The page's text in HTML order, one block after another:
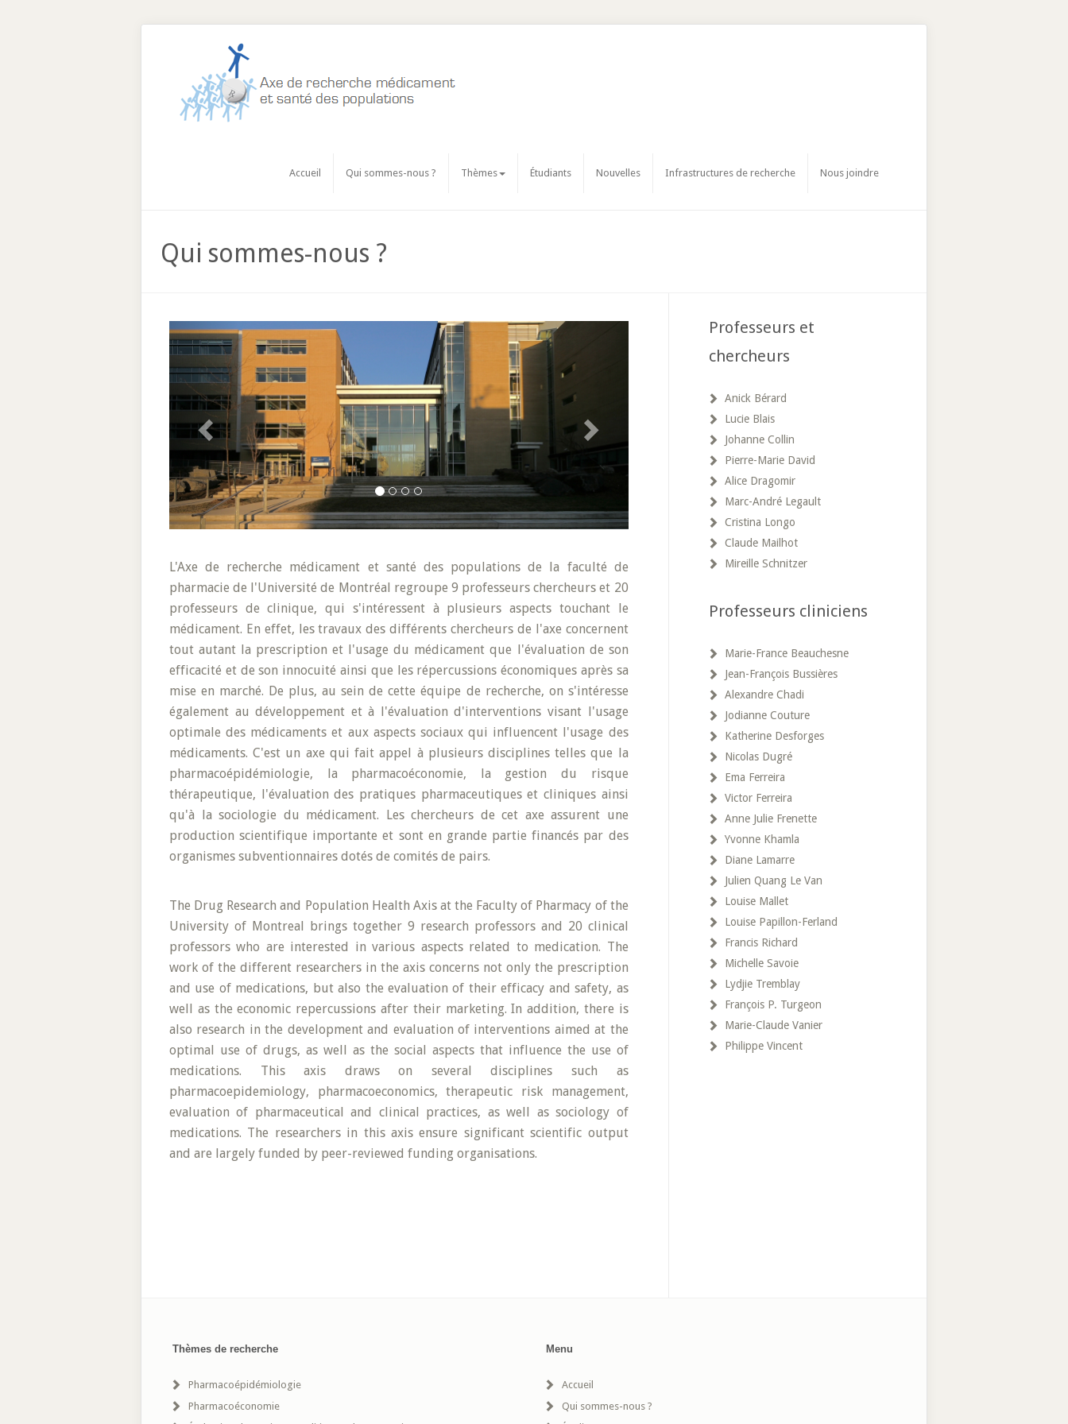
Accueil Qui sommes-nous ? Thèmes Étudiants Nouvelles Infrastructures de recherche Nous joindre
Qui sommes-nous ?
Previous Next
L'Axe de recherche médicament et santé des populations de la faculté de
pharmacie de l'Université de Montréal regroupe 9 professeurs chercheurs et 20
professeurs de clinique, qui s'intéressent à plusieurs aspects touchant le
médicament. En effet, les travaux des différents chercheurs de l'axe concernent
tout autant la prescription et l'usage du médicament que l'évaluation de son
efficacité et de son innocuité ainsi que les répercussions économiques après sa
mise en marché. De plus, au sein de cette équipe de recherche, on s'intéresse
également au développement et à l'évaluation d'interventions visant l'usage
optimale des médicaments et aux aspects sociaux qui influencent l'usage des
médicaments. C'est un axe qui fait appel à plusieurs disciplines telles que la
pharmacoépidémiologie, la pharmacoéconomie, la gestion du risque
thérapeutique, l'évaluation des pratiques pharmaceutiques et cliniques ainsi
qu'à la sociologie du médicament. Les chercheurs de cet axe assurent une
production scientifique importante et sont en grande partie financés par des
organismes subventionnaires dotés de comités de pairs.
The Drug Research and Population Health Axis at the Faculty of Pharmacy of the
University of Montreal brings together 9 research professors and 20 clinical
professors who are interested in various aspects related to medication. The
work of the different researchers in the axis concerns not only the prescription
and use of medications, but also the evaluation of their efficacy and safety, as
well as the economic repercussions after their marketing. In addition, there is
also research in the development and evaluation of interventions aimed at the
optimal use of drugs, as well as the social aspects that influence the use of
medications. This axis draws on several disciplines such as
pharmacoepidemiology, pharmacoeconomics, therapeutic risk management,
evaluation of pharmaceutical and clinical practices, as well as sociology of
medications. The researchers in this axis ensure significant scientific output
and are largely funded by peer-reviewed funding organisations.
Professeurs et
chercheurs
Anick Bérard
Lucie Blais
Johanne Collin
Pierre-Marie David
Alice Dragomir
Marc-André Legault
Cristina Longo
Claude Mailhot
Mireille Schnitzer
Professeurs cliniciens
Marie-France Beauchesne
Jean-François Bussières
Alexandre Chadi
Jodianne Couture
Katherine Desforges
Nicolas Dugré
Ema Ferreira
Victor Ferreira
Anne Julie Frenette
Yvonne Khamla
Diane Lamarre
Julien Quang Le Van
Louise Mallet
Louise Papillon-Ferland
Francis Richard
Michelle Savoie
Lydjie Tremblay
François P. Turgeon
Marie-Claude Vanier
Philippe Vincent
Thèmes de recherche
Pharmacoépidémiologie
Pharmacoéconomie
Menu
Accueil
Qui sommes-nous ?